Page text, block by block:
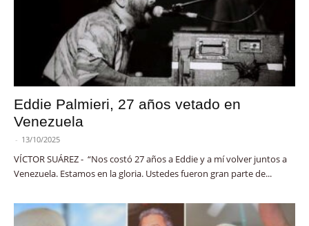
Eddie Palmieri, 27 años vetado en
Venezuela
- 13/10/2025
VÍCTOR SUÁREZ - “Nos costó 27 años a Eddie y a mí volver juntos a
Venezuela. Estamos en la gloria. Ustedes fueron gran parte de...